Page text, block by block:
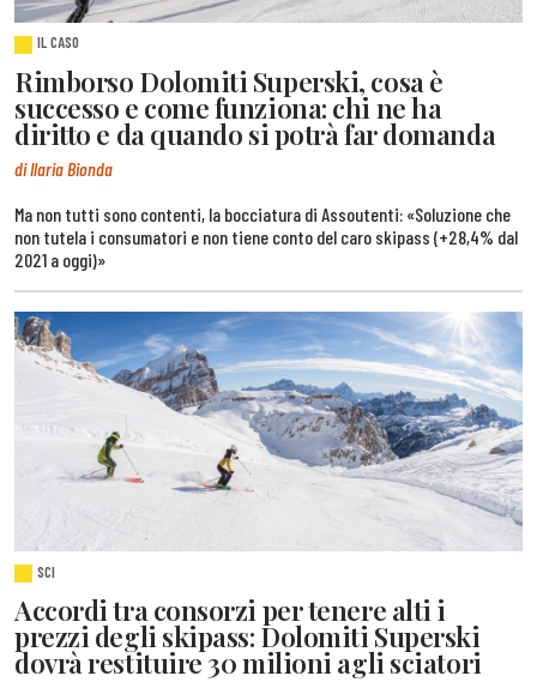
IL CASO
Rimborso Dolomiti Superski, cosa è
successo e come funziona: chi ne ha
diritto e da quando si potrà far domanda
di Ilaria Bionda
Ma non tutti sono contenti, la bocciatura di Assoutenti: «Soluzione che
non tutela i consumatori e non tiene conto del caro skipass (+28,4% dal
2021 a oggi)»
SCI
Accordi tra consorzi per tenere alti i
prezzi degli skipass: Dolomiti Superski
dovrà restituire 30 milioni agli sciatori